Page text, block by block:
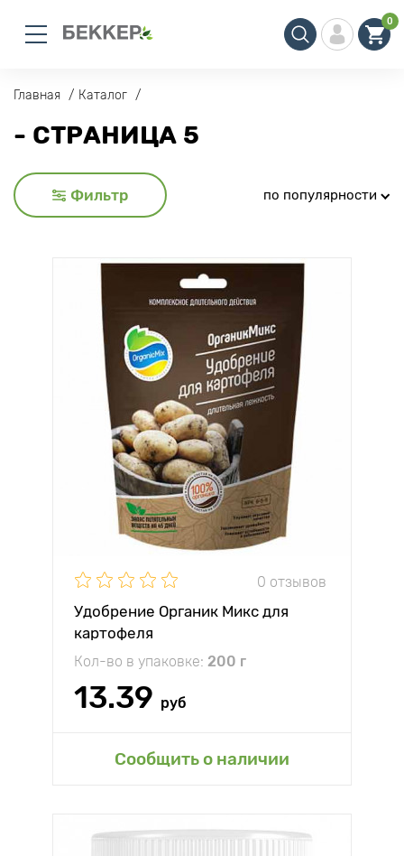
0
Главная Каталог
- СТРАНИЦА 5
Фильтр по популярности
0 отзывов
Удобрение Органик Микс для
картофеля
Кол-во в упаковке: 200 г
13.39 руб
Сообщить о наличии